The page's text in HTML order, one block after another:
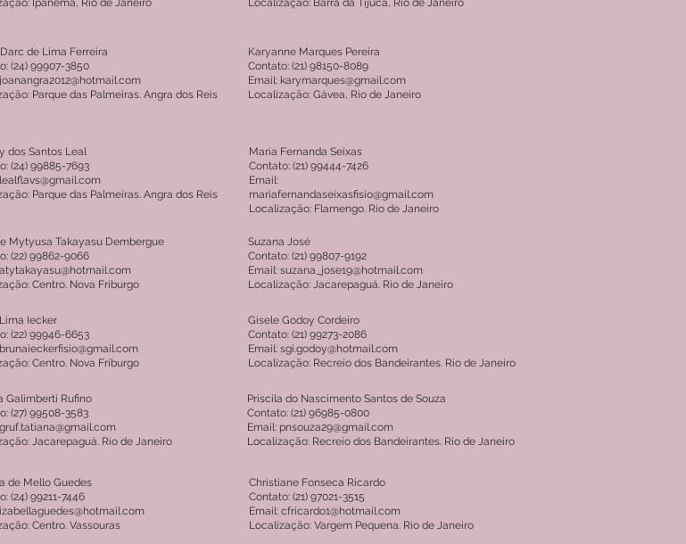
Ipanema, Rio de Janeiro
de Lima Ferreira
(24) 99907-3850
Parque das Palmeiras. Angra dos Reis
dos Santos Leal
(24) 99885-7693
Parque das Palmeiras. Angra dos Reis
Localização: Barra da Tijuca, Rio de Janeiro
Karyanne Marques Pereira
Contato: (21) 98150-8089
Email: karymarques@gmail.com
Localização: Gávea, Rio de Janeiro
Maria Fernanda Seixas
Contato: (21) 99444-7426
Email:
mariafernandaseixasfisio@gmail.com
Localização: Flamengo. Rio de Janeiro
Mytyusa Takayasu Dembergue
(22) 99862-9066
Centro. Nova Friburgo
Iecker
(22) 99946-6653
Centro. Nova Friburgo
Galimberti Rufino
(27) 99508-3583
Jacarepaguá. Rio de Janeiro
de Mello Guedes
(24) 99211-7446
Centro. Vassouras
Suzana José
Contato: (21) 99807-9192
Email: suzana_jose19@hotmail.com
Localização: Jacarepaguá. Rio de Janeiro
Gisele Godoy Cordeiro
Contato: (21) 99273-2086
Email: sgi.godoy@hotmail.com
Localização: Recreio dos Bandeirantes. Rio de Janeiro
Priscila do Nascimento Santos de Souza
Contato: (21) 96985-0800
Email: pnsouza29@gmail.com
Localização: Recreio dos Bandeirantes. Rio de Janeiro
Christiane Fonseca Ricardo
Contato: (21) 97021-3515
Email: cfricardo1@hotmail.com
Localização: Vargem Pequena. Rio de Janeiro